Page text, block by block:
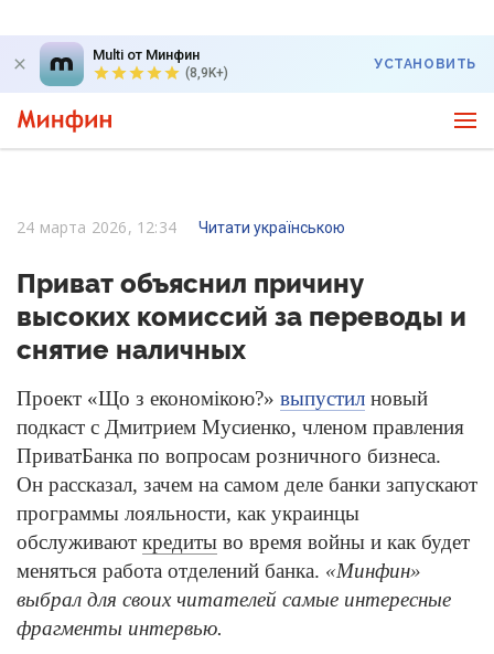
Multi от Минфин
(8,9K+)
УСТАНОВИТЬ
24 марта 2026, 12:34 Читати українською
Приват объяснил причину
высоких комиссий за переводы и
снятие наличных
Проект «Що з економікою?» выпустил новый
подкаст с Дмитрием Мусиенко, членом правления
ПриватБанка по вопросам розничного бизнеса.
Он рассказал, зачем на самом деле банки запускают
программы лояльности, как украинцы
обслуживают кредиты во время войны и как будет
меняться работа отделений банка. «Минфин»
выбрал для своих читателей самые интересные
фрагменты интервью.